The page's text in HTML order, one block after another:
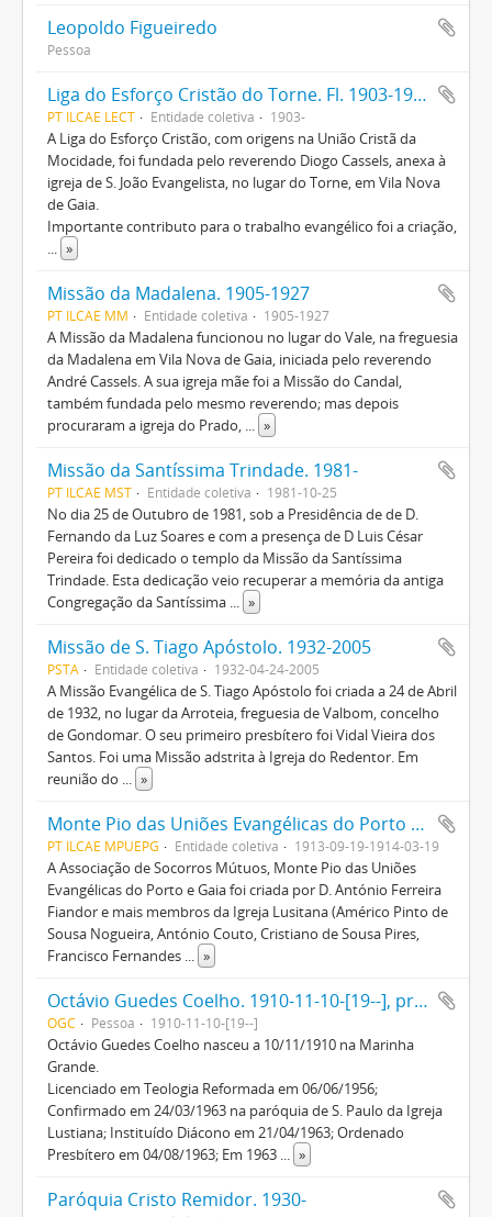
Leopoldo Figueiredo
Pessoa
Liga do Esforço Cristão do Torne. Fl. 1903-1969
PT ILCAE LECT Entidade coletiva 1903-
A Liga do Esforço Cristão, com origens na União Cristã da
Mocidade, foi fundada pelo reverendo Diogo Cassels, anexa à
igreja de S. João Evangelista, no lugar do Torne, em Vila Nova
de Gaia.
Importante contributo para o trabalho evangélico foi a criação,
... »
Missão da Madalena. 1905-1927
PT ILCAE MM Entidade coletiva 1905-1927
A Missão da Madalena funcionou no lugar do Vale, na freguesia
da Madalena em Vila Nova de Gaia, iniciada pelo reverendo
André Cassels. A sua igreja mãe foi a Missão do Candal,
também fundada pelo mesmo reverendo; mas depois
procuraram a igreja do Prado, ... »
Missão da Santíssima Trindade. 1981-
PT ILCAE MST Entidade coletiva 1981-10-25
No dia 25 de Outubro de 1981, sob a Presidência de de D.
Fernando da Luz Soares e com a presença de D Luis César
Pereira foi dedicado o templo da Missão da Santíssima
Trindade. Esta dedicação veio recuperar a memória da antiga
Congregação da Santíssima ... »
Missão de S. Tiago Apóstolo. 1932-2005
PSTA Entidade coletiva 1932-04-24-2005
A Missão Evangélica de S. Tiago Apóstolo foi criada a 24 de Abril
de 1932, no lugar da Arroteia, freguesia de Valbom, concelho
de Gondomar. O seu primeiro presbítero foi Vidal Vieira dos
Santos. Foi uma Missão adstrita à Igreja do Redentor. Em
reunião do ... »
Monte Pio das Uniões Evangélicas do Porto e Gaia. Fl. 1813-1814
PT ILCAE MPUEPG Entidade coletiva 1913-09-19-1914-03-19
A Associação de Socorros Mútuos, Monte Pio das Uniões
Evangélicas do Porto e Gaia foi criada por D. António Ferreira
Fiandor e mais membros da Igreja Lusitana (Américo Pinto de
Sousa Nogueira, António Couto, Cristiano de Sousa Pires,
Francisco Fernandes ... »
Octávio Guedes Coelho. 1910-11-10-[19--], presbítero
OGC Pessoa 1910-11-10-[19--]
Octávio Guedes Coelho nasceu a 10/11/1910 na Marinha
Grande.
Licenciado em Teologia Reformada em 06/06/1956;
Confirmado em 24/03/1963 na paróquia de S. Paulo da Igreja
Lustiana; Instituído Diácono em 21/04/1963; Ordenado
Presbítero em 04/08/1963; Em 1963 ... »
Paróquia Cristo Remidor. 1930-